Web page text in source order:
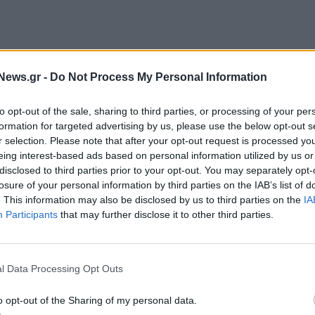
- Do Not Process My Personal Information
opt-out of the sale, sharing to third parties, or processing of your
for targeted advertising by us, please use the below opt-out
selection. Please note that after your opt-out request is processed
interest-based ads based on personal information utilized by us
to third parties prior to your opt-out. You may separately
of your personal information by third parties on the IAB’s list of
This information may also be disclosed by us to third parties on the
Participants that may further disclose it to other third parties.
Data Processing Opt Outs
opt-out of the Sharing of my personal data.
(Deposit – Return System) θα σχεδιαστεί και θα
4736/2020 και σχετικών ευρωπαϊκών οδηγιών
χώρες.
την αγορά από τα καταστήματα super
μεγάλων πλαστικών μπουκαλιών (π.χ. νερού,
(π.χ. αναψυκτικών, μπύρας), θα
όμως θα τους επιστρέφεται στο σύνολό του από
των άδειων πλαστικών μπουκαλιών /